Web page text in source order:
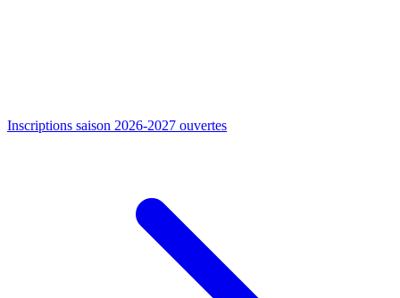
Inscriptions saison 2026-2027 ouvertes